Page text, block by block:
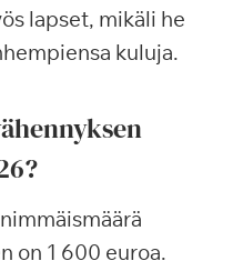
lapset, mikäli he
kuluja.
on 1 600 euroa.